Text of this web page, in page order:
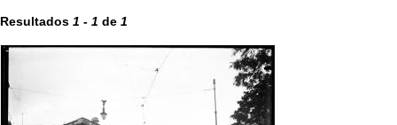
Resultados 1 - 1 de 1